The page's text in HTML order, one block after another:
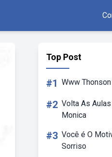
Top Post
#1 Www
#2 Volta As Aulas
Monica
#3 Você é O
Sorriso